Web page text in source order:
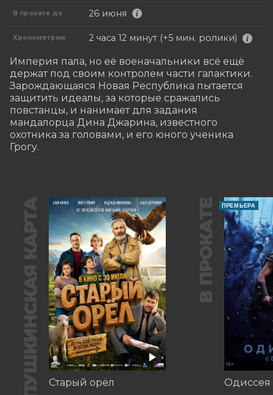
В прокате до 26 июня
Хронометраж 2 часа 12 минут (+5 мин. ролики)
Империя пала, но её военачальники всё ещё
держат под своим контролем части галактики.
Зарождающаяся Новая Республика пытается
защитить идеалы, за которые сражались
повстанцы, и нанимает для задания
мандалорца Дина Джарина, известного
охотника за головами, и его юного ученика
Грогу.
ПУШКИНСКАЯ КАРТА Старый орёл
В ПРОКАТЕ ПРЕМЬЕРА
Одиссея